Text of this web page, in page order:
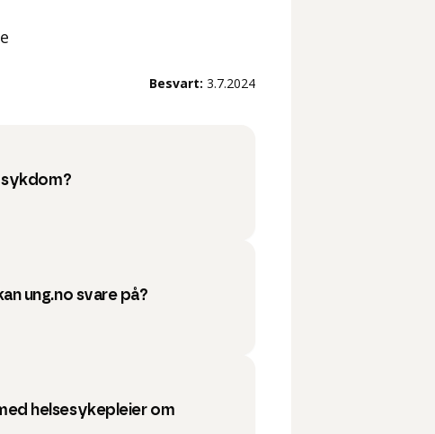
Besvart: 3.7.2024
sykdom?
ung.no svare på?
helsesykepleier om